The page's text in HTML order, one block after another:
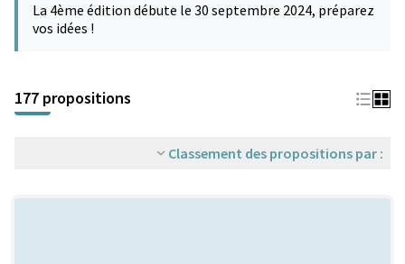
−
La 4ème édition débute le 30 septembre 2024, préparez
vos idées !
177 propositions
Classement des propositions par :